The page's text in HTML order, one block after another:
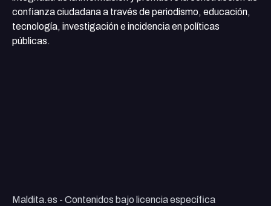
confianza ciudadana a través de periodismo, educación,
tecnología, investigación e incidencia en políticas
públicas.
Maldita.es - Contenidos bajo licencia específica